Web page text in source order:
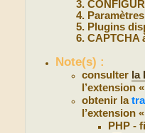
Plugins
CAPTCHA
Note(s) :
consulter la
l’extension
obtenir la
l’extension
PHP -